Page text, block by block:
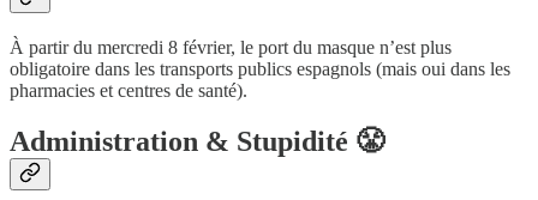
À partir du mercredi 8 février, le port du masque n’est plus
obligatoire dans les transports publics espagnols (mais oui dans les
pharmacies et centres de santé).
Administration & Stupidité 😤